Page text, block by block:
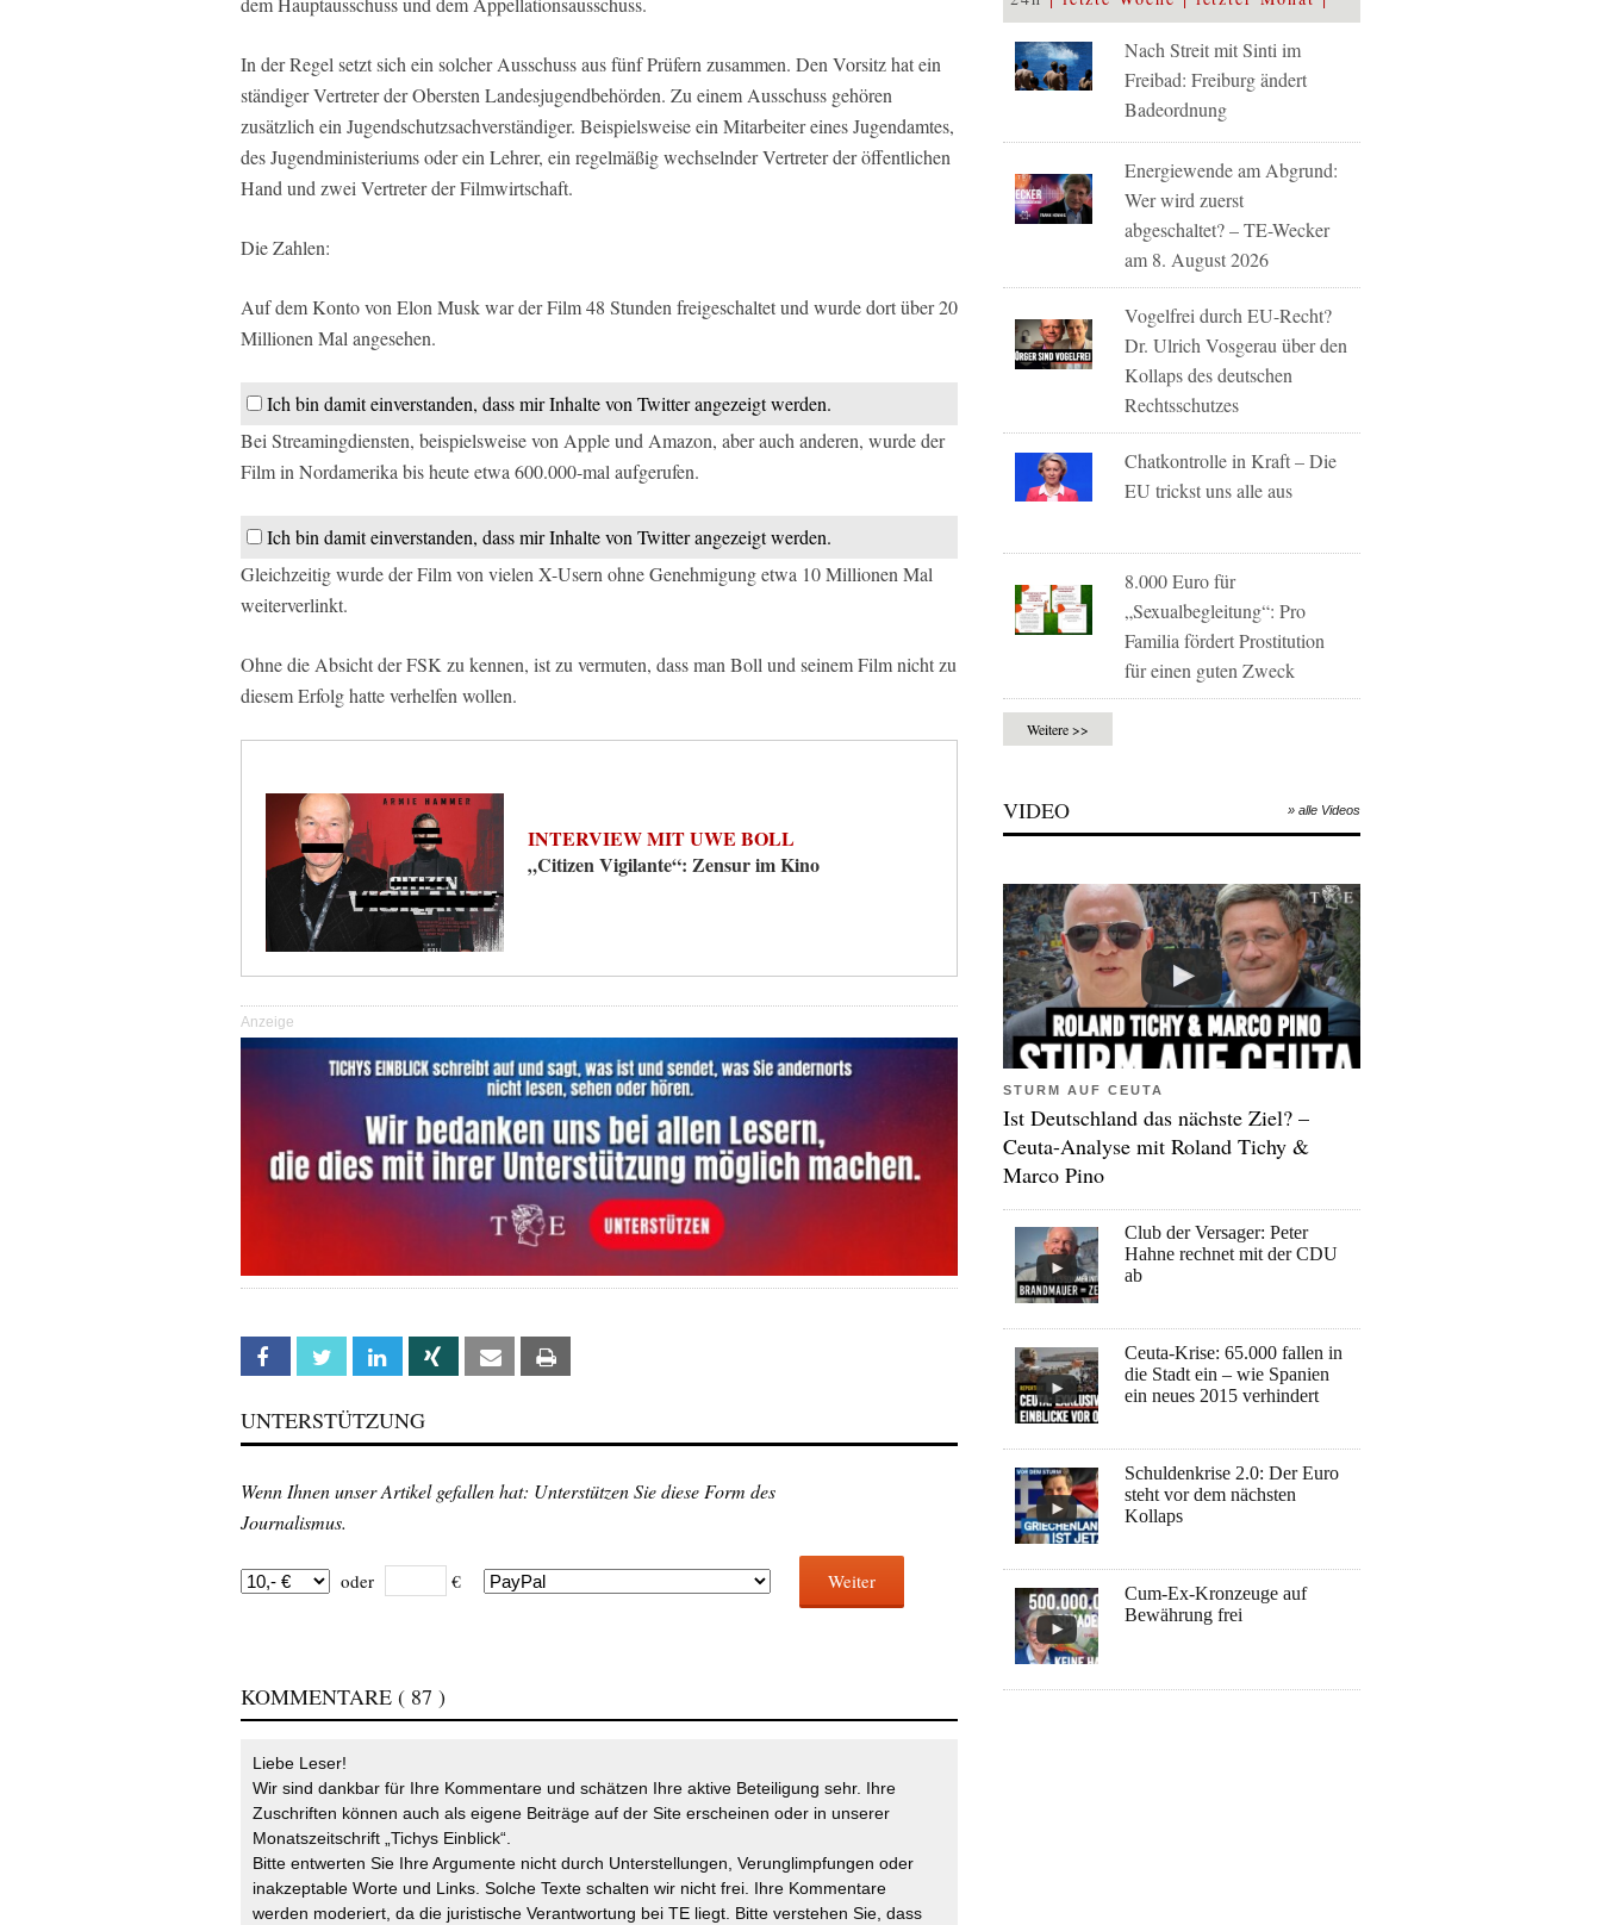
In der Regel setzt sich ein solcher Ausschuss aus fünf Prüfern zusammen. Den Vorsitz hat ein
ständiger Vertreter der Obersten Landesjugendbehörden. Zu einem Ausschuss gehören
zusätzlich ein Jugendschutzsachverständiger. Beispielsweise ein Mitarbeiter eines Jugendamtes,
des Jugendministeriums oder ein Lehrer, ein regelmäßig wechselnder Vertreter der öffentlichen
Hand und zwei Vertreter der Filmwirtschaft.
Die Zahlen:
Auf dem Konto von Elon Musk war der Film 48 Stunden freigeschaltet und wurde dort über 20
Millionen Mal angesehen.
Ich bin damit einverstanden, dass mir Inhalte von Twitter angezeigt werden.
Bei Streamingdiensten, beispielsweise von Apple und Amazon, aber auch anderen, wurde der
Film in Nordamerika bis heute etwa 600.000-mal aufgerufen.
Ich bin damit einverstanden, dass mir Inhalte von Twitter angezeigt werden.
Gleichzeitig wurde der Film von vielen X-Usern ohne Genehmigung etwa 10 Millionen Mal
weiterverlinkt.
Ohne die Absicht der FSK zu kennen, ist zu vermuten, dass man Boll und seinem Film nicht zu
diesem Erfolg hatte verhelfen wollen.
INTERVIEW MIT UWE BOLL
„Citizen Vigilante“: Zensur im Kino
Anzeige
Facebook Twitter Linkedin Xing Email
UNTERSTÜTZUNG
Wenn Ihnen unser Artikel gefallen hat: Unterstützen Sie diese Form des
Journalismus.
oder € Weiter
KOMMENTARE ( 87 )
Liebe Leser!
Wir sind dankbar für Ihre Kommentare und schätzen Ihre aktive Beteiligung sehr. Ihre
Zuschriften können auch als eigene Beiträge auf der Site erscheinen oder in unserer
Monatszeitschrift „Tichys Einblick“.
Bitte entwerten Sie Ihre Argumente nicht durch Unterstellungen, Verunglimpfungen oder
inakzeptable Worte und Links. Solche Texte schalten wir nicht frei. Ihre Kommentare
werden moderiert, da die juristische Verantwortung bei TE liegt. Bitte verstehen Sie, dass
Nach Streit mit Sinti im
Freibad: Freiburg ändert
Badeordnung
Energiewende am Abgrund:
Wer wird zuerst
abgeschaltet? – TE-Wecker
am 8. August 2026
Vogelfrei durch EU-Recht?
Dr. Ulrich Vosgerau über den
Kollaps des deutschen
Rechtsschutzes
Chatkontrolle in Kraft – Die
EU trickst uns alle aus
8.000 Euro für
„Sexualbegleitung“: Pro
Familia fördert Prostitution
für einen guten Zweck
Weitere >>
VIDEO » alle Videos
STURM AUF CEUTA
Ist Deutschland das nächste Ziel? –
Ceuta-Analyse mit Roland Tichy &
Marco Pino
Club der Versager: Peter
Hahne rechnet mit der CDU
ab
Ceuta-Krise: 65.000 fallen in
die Stadt ein – wie Spanien
ein neues 2015 verhindert
Schuldenkrise 2.0: Der Euro
steht vor dem nächsten
Kollaps
Cum-Ex-Kronzeuge auf
Bewährung frei